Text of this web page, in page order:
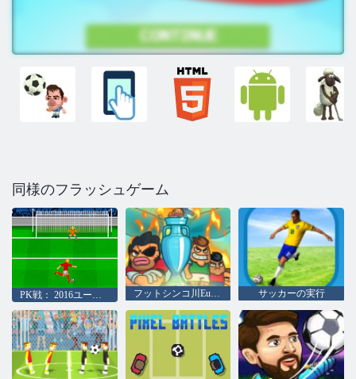
同様のフラッシュゲーム
PK戦： 2016ユーロカップ フットシンコ川Euro`16 サッカーの実行